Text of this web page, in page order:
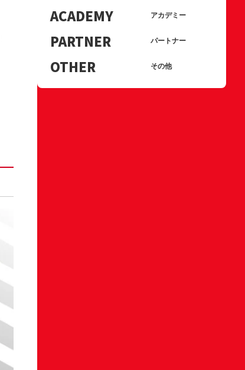
ACADEMY アカデミー
PARTNER パートナー
OTHER その他